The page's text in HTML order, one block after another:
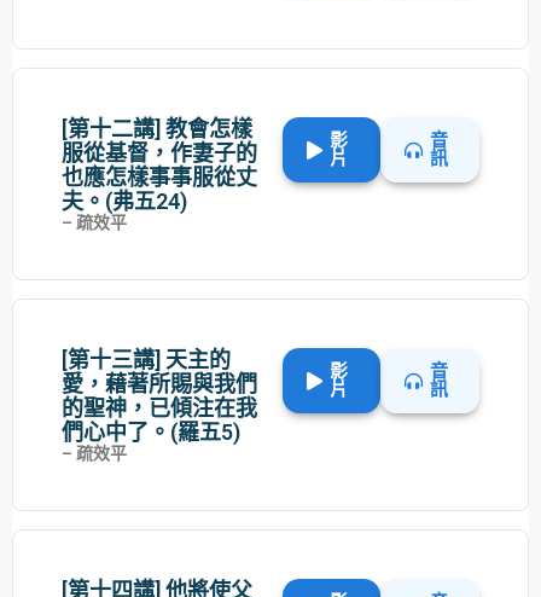
[第十二講] 教會怎樣
服從基督，作妻子的
也應怎樣事事服從丈
夫。(弗五24)
– 疏效平
影
片
音
訊
[第十三講] 天主的
愛，藉著所賜與我們
的聖神，已傾注在我
們心中了。(羅五5)
– 疏效平
影
片
音
訊
[第十四講] 他將使父